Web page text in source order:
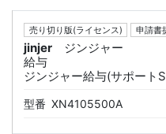
売り切り版(ライセンス) 申請書
jinjer
ジンジャー
給与
ジンジャー給与(サポート
型番 XN4105500A